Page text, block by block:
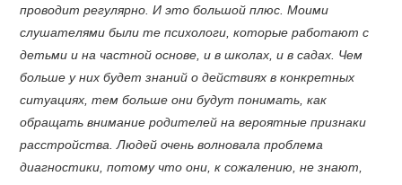
проводит регулярно. И это большой плюс. Моими
слушателями были те психологи, которые работают с
детьми и на частной основе, и в школах, и в садах. Чем
больше у них будет знаний о действиях в конкретных
ситуациях, тем больше они будут понимать, как
обращать внимание родителей на вероятные признаки
расстройства. Людей очень волновала проблема
диагностики, потому что они, к сожалению, не знают,